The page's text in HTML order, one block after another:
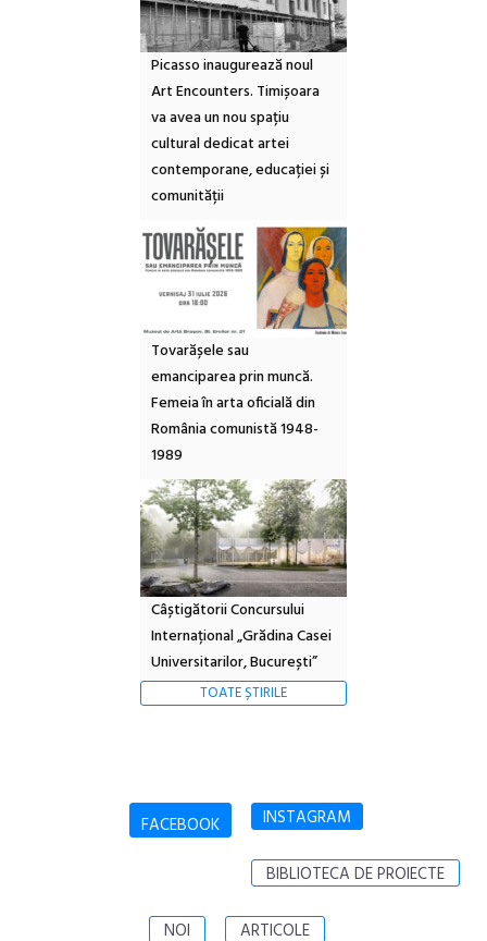
Picasso inaugurează noul
Art Encounters. Timișoara
va avea un nou spațiu
cultural dedicat artei
contemporane, educației și
comunității
Tovarășele sau
emanciparea prin muncă.
Femeia în arta oficială din
România comunistă 1948-
1989
Câștigătorii Concursului
Internațional „Grădina Casei
Universitarilor, București”
TOATE ȘTIRILE
FACEBOOK INSTAGRAM
BIBLIOTECA DE PROIECTE
NOI ARTICOLE